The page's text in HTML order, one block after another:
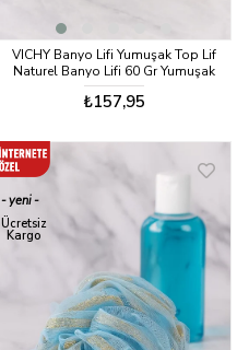
VICHY Banyo Lifi Yumuşak Top Lif
Naturel Banyo Lifi 60 Gr Yumuşak
Banyo Lifi VCH-6582
₺157,95
yeni
ürün
Ücretsiz
Kargo